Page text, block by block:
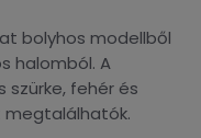
bolyhos modellből
halomból. A
szürke, fehér és